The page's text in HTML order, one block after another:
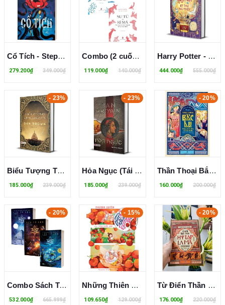
Cổ Tích - Stephen King
279.200₫ 349.000₫
Combo (2 cuốn sách) Nàng Tiên Cá Nhỏ - Sư Tử Và Kì Mã - Jane Ray
119.000₫ 140.000₫
Harry Potter - Kỳ Thư Phù Thủy (Bìa Cứng) - J.K. Rowling
444.000₫ 555.000₫
- 23%
Biểu Tượng Thất Truyền (Tái Bản 2023) - Dan Brown
185.000₫ 239.000₫
- 23%
Hỏa Ngục (Tái Bản 2023) - Dan Brown
185.000₫ 239.000₫
- 20%
Thần Thoại Bắc Âu: Văn xuôi Edda và thơ Edda - Peter Andreas Munch
160.000₫ 200.000₫
- 20%
Combo Sách Tam Thể - Tập 1 + 2 + 3 (Bộ 3 Cuốn)
532.000₫ 665.999₫
- 15%
Những Thiên Thần Của Người Gác Rừng (Tái bản 2023) - Phương Uyên
109.650₫ 129.000₫
- 20%
Từ Điển Thần Thoại Hy Lạp - La Mã - Nguyễn Văn dân
176.000₫ 220.000₫